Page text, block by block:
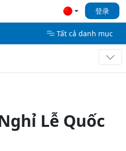
登录
Tất cả danh mục
Lễ Quốc